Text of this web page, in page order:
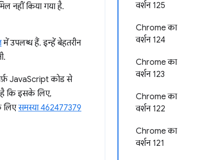
वर्शन 125
Chrome का
वर्शन 124
Chrome का
वर्शन 123
Chrome का
वर्शन 122
Chrome का
वर्शन 121
नहीं किया गया है.
में उपलब्ध हैं. इन्हें बेहतरीन
JavaScript कोड से
है कि इसके लिए,
लिएसमस्या 462477379